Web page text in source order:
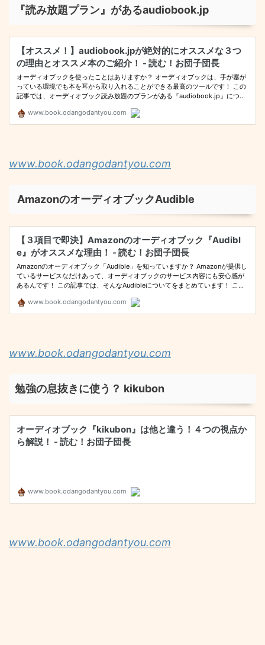
『読み放題プラン』があるaudiobook.jp
www.book.odangodantyou.com
AmazonのオーディオブックAudible
www.book.odangodantyou.com
勉強の息抜きに使う？ kikubon
www.book.odangodantyou.com